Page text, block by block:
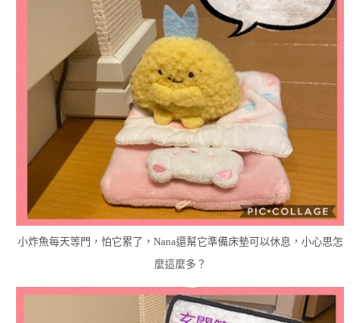
小炸魚每天等門，怕它累了，Nana還幫它準備床墊可以休息，小心思怎
麼這麼多？